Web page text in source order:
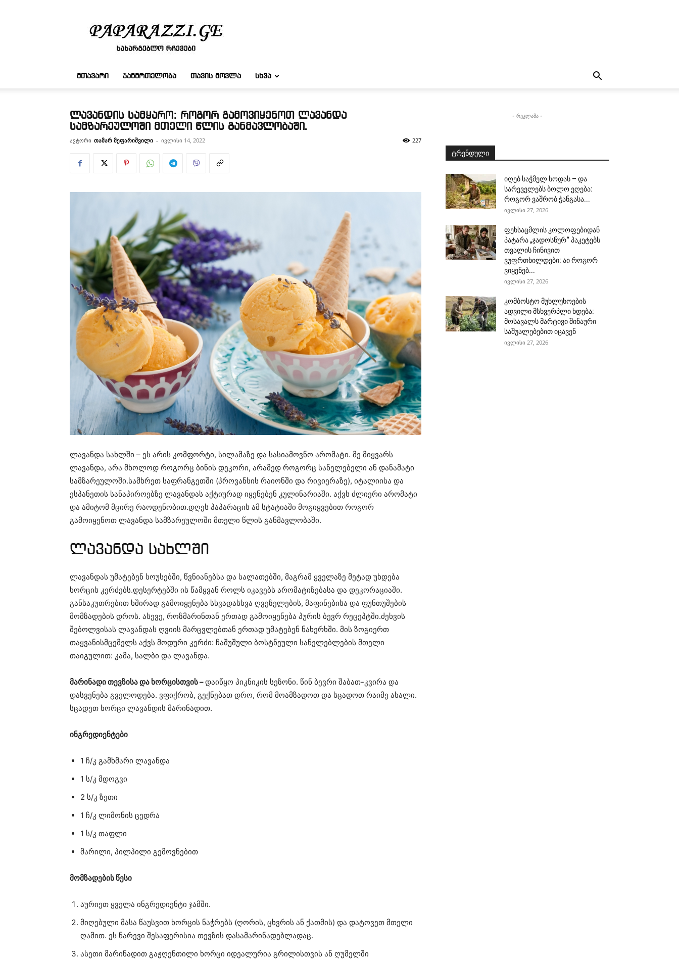
რჩევები
ᲛᲗᲐᲕᲐᲠᲘ ᲯᲐᲜᲛᲠᲗᲔᲚᲝᲑᲐ ᲗᲐᲕᲘᲡ ᲛᲝᲕᲚᲐ ᲡᲮᲕᲐ
ლავანდის სამყარო: როგორ გამოვიყენოთ ლავანდა
სამზარეულოში მთელი წლის განმავლობაში.
ავტორი თამარ მეფარიშვილი - ივლისი 14, 2022 227
ლავანდა სახლში – ეს არის კომფორტი, სილამაზე და სასიამოვნო არომატი. მე მიყვარს
ლავანდა, არა მხოლოდ როგორც ბინის დეკორი, არამედ როგორც სანელებელი ან დანამატი
სამზარეულოში.სამხრეთ საფრანგეთში (პროვანსის რაიონში და რივიერაზე), იტალიისა და
ესპანეთის სანაპიროებზე ლავანდას აქტიურად იყენებენ კულინარიაში. აქვს ძლიერი არომატი
და ამიტომ მცირე რაოდენობით.დღეს პაპარაცის ამ სტატიაში მოგიყვებით როგორ
გამოიყენოთ ლავანდა სამზარეულოში მთელი წლის განმავლობაში.
ლავანდა სახლში
ლავანდას უმატებენ სოუსებში, წვნიანებსა და სალათებში, მაგრამ ყველაზე მეტად უხდება
ხორცის კერძებს.დესერტებში ის წამყვან როლს იკავებს არომატიზებასა და დეკორაციაში.
განსაკუთრებით ხშირად გამოიყენება სხვადასხვა ღვეზელების, მაფინებისა და ფუნთუშების
მომზადების დროს. ასევე, როზმარინთან ერთად გამოიყენება პურის ბევრ რეცეპტში.ძეხვის
შებოლვისას ლავანდას ღვიის მარცვლებთან ერთად უმატებენ ნახერხში. მის ზოგიერთ
თაყვანისმცემელს აქვს მოდური კერძი: ჩაშუშული ბოსტნეული სანელებლების მთელი
თაიგულით: კამა, სალბი და ლავანდა.
მარინადი თევზისა და ხორცისთვის –დაიწყო პიკნიკის სეზონი. წინ ბევრი შაბათ-კვირა და
დასვენება გველოდება. ვფიქრობ, გექნებათ დრო, რომ მოამზადოთ და სცადოთ რაიმე ახალი.
სცადეთ ხორცი ლავანდის მარინადით.
ინგრედიენტები
1 ჩ/კ გამხმარი ლავანდა
1 ს/კ მდოგვი
2 ს/კ ზეთი
1 ჩ/კ ლიმონის ცედრა
1 ს/კ თაფლი
მარილი, პილპილი გემოვნებით
მომზადების წესი
აურიეთ ყველა ინგრედიენტი ჯამში.
მიღებული მასა წაუსვით ხორცის ნაჭრებს (ღორის, ცხვრის ან ქათმის) და დატოვეთ მთელი
ღამით. ეს ნარევი შესაფერისია თევზის დასამარინადებლადაც.
ასეთი მარინადით გაჟღენთილი ხორცი იდეალურია გრილისთვის ან ღუმელში
- რეკლამა -
ტრენდული
იღებ საჭმელ სოდას – და
სარეველებს ბოლო ეღება:
როგორ ვაშრობ ჭანგასა...
ივლისი 27, 2026
ფეხსაცმლის კოლოფებიდან
პატარა „ჯადოსნურ“ პაკეტებს
თვალის ჩინივით
ვუფრთხილდები: აი როგორ
ვიყენებ...
ივლისი 27, 2026
კომბოსტო მუხლუხოების
ადვილი მსხვერპლი ხდება:
მოსავალს მარტივი შინაური
საშუალებებით იცავენ
ივლისი 27, 2026